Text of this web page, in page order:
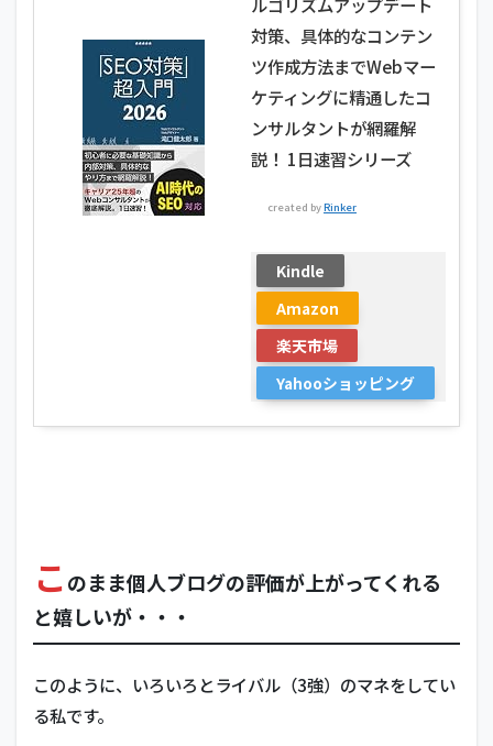
対策、具体的なコンテン
ツ作成方法までWebマー
ケティングに精通したコ
ンサルタントが網羅解
説！ 1日速習シリーズ
created byRinker
Kindle
Amazon
楽天市場
Yahooショッピング
このまま個人ブログの評価が上がってくれる
と嬉しいが・・・
このように、いろいろとライバル（3強）のマネをしてい
る私です。